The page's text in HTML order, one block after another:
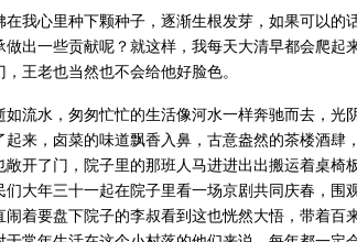
心里种下颗种子，逐渐生根发芽，如果可以的
做出一些贡献呢？就这样，我每天大清早都会爬起
王老也当然也不会给他好脸色。
水，匆匆忙忙的生活像河水一样奔驰而去，光
起来，卤菜的味道飘香入鼻，古意盎然的茶楼酒肆
敞开了门，院子里的那班人马进进出出搬运着桌椅
们大年三十一起在院子里看一场京剧共同庆春，围
闹着要盘下院子的李叔看到这也恍然大悟，带着百